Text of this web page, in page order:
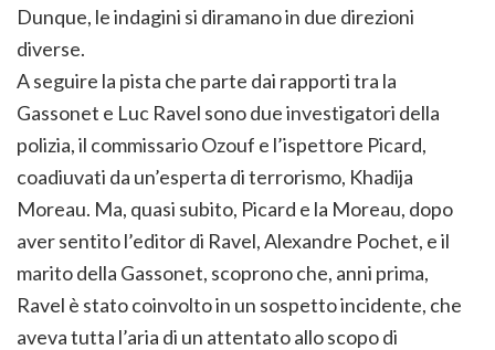
Dunque, le indagini si diramano in due direzioni
diverse.
A seguire la pista che parte dai rapporti tra la
Gassonet e Luc Ravel sono due investigatori della
polizia, il commissario Ozouf e l’ispettore Picard,
coadiuvati da un’esperta di terrorismo, Khadija
Moreau. Ma, quasi subito, Picard e la Moreau, dopo
aver sentito l’editor di Ravel, Alexandre Pochet, e il
marito della Gassonet, scoprono che, anni prima,
Ravel è stato coinvolto in un sospetto incidente, che
aveva tutta l’aria di un attentato allo scopo di